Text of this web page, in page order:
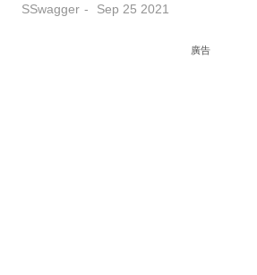
SSwagger Sep 25 2021
廣告